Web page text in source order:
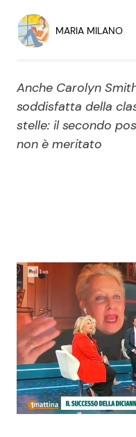
Economia
Persone Scomparse
Politica
News Spettacolo
Benessere
Casa
Moda e Style
MARIA MILANO
Anche Carolyn
soddisfatta della
stelle: il secondo
non è meritato